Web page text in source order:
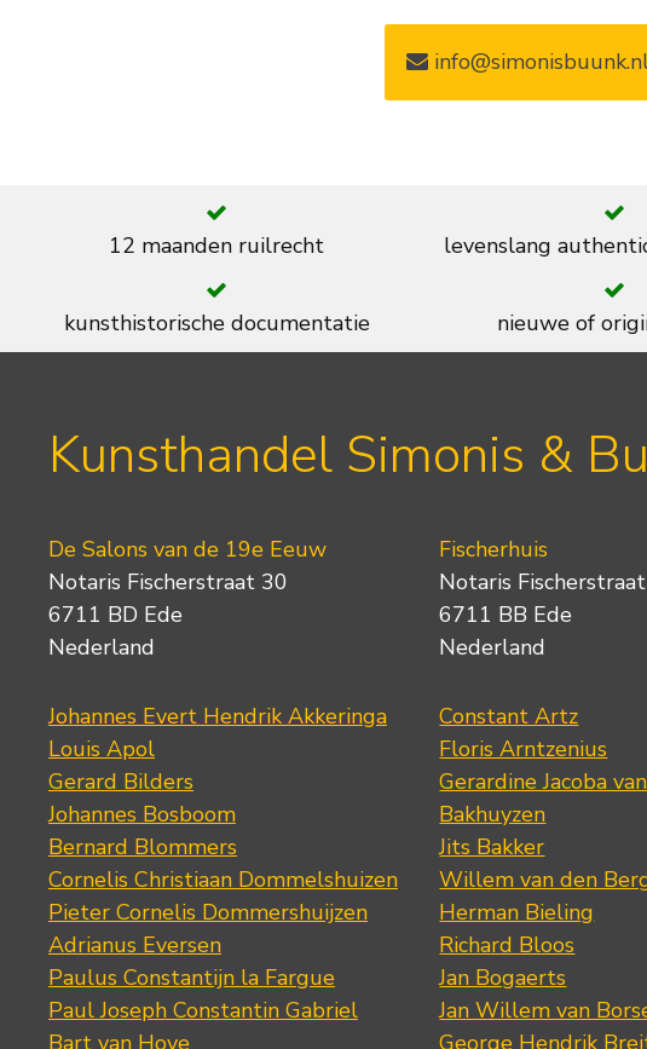
12 maanden ruilrecht levenslang
kunsthistorische documentatie nieuwe of
Kunsthandel Simonis &
De Salons van de 19e Eeuw
Notaris Fischerstraat 30
6711 BD Ede
Nederland
Johannes Evert Hendrik Akkeringa
Louis Apol
Gerard Bilders
Johannes Bosboom
Bernard Blommers
Cornelis Christiaan Dommelshuizen
Pieter Cornelis Dommershuijzen
Adrianus Eversen
Paulus Constantijn la Fargue
Paul Joseph Constantin Gabriel
Bart van Hove
Fischerhuis
Notaris
6711 BB Ede
Nederland
Constant Artz
Floris Arntzenius
Gerardine Jacoba
Bakhuyzen
Jits Bakker
Willem van den
Herman Bieling
Richard Bloos
Jan Bogaerts
Jan Willem van
George Hendrik